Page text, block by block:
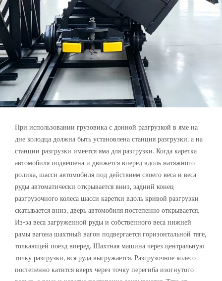
При использовании грузовика с донной разгрузкой в ​​яме на
дне колодца должна быть установлена ​​станция разгрузки, а на
станции разгрузки имеется яма для разгрузки. Когда каретка
автомобиля подвешена и движется вперед вдоль натяжного
ролика, шасси автомобиля под действием своего веса и веса
руды автоматически открывается вниз, задний конец
разгрузочного колеса шасси каретки вдоль кривой разгрузки
скатывается вниз, дверь автомобиля постепенно открывается.
Из-за веса загруженной руды и собственного веса нижней
рамы вагона шахтный вагон подвергается горизонтальной тяге,
толкающей поезд вперед. Шахтная машина через центральную
точку разгрузки, вся руда выгружается. Разгрузочное колесо
постепенно катится вверх через точку перегиба изогнутого